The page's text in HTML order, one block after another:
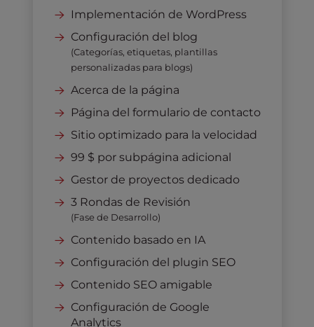
Implementación de WordPress
Configuración del blog
(Categorías, etiquetas, plantillas
personalizadas para blogs)
Acerca de la página
Página del formulario de contacto
Sitio optimizado para la velocidad
99 $ por subpágina adicional
Gestor de proyectos dedicado
3 Rondas de Revisión
(Fase de Desarrollo)
Contenido basado en IA
Configuración del plugin SEO
Contenido SEO amigable
Configuración de Google
Analytics